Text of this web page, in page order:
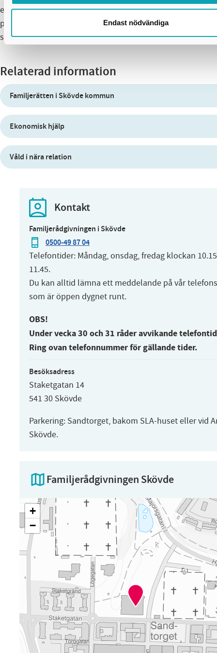
Endast nödvändiga
en trygg och god uppväxtmiljö för barnen i Skövde.
parrelationen tidigt hjälper vi föräldrar att bättre hantera
som kan uppstå i föräldraskapet.
Relaterad information
Familjerätten i Skövde kommun
Ekonomisk hjälp
Våld i nära relation
Kontakt
Familjerådgivningen i Skövde
0500-49 87 04
Telefontider: Måndag, onsdag, fredag klockan
11.45.
Du kan alltid lämna ett meddelande på vår
som är öppen dygnet runt.
OBS!
Under vecka 30 och 31 råder avvikande
Ring ovan telefonnummer för gällande tider.
Besöksadress
Staketgatan 14
541 30 Skövde
Parkering: Sandtorget, bakom SLA-huset eller vid
Skövde.
Familjerådgivningen Skövde
+
−